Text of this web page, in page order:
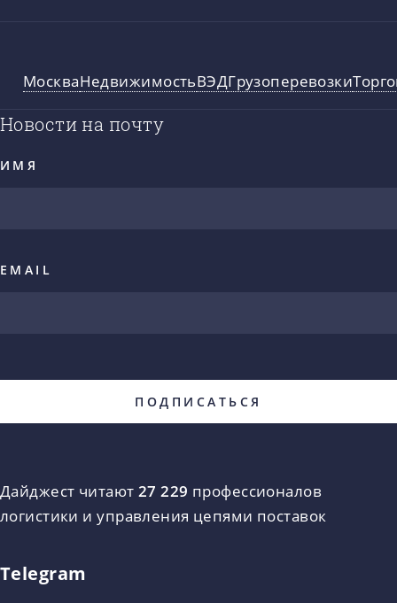
МоскваНедвижимостьВЭДГрузоперевозки
Новости на почту
ИМЯ
EMAIL
Дайджест читают 27 229 профессионалов
логистики и управления цепями поставок
Telegram